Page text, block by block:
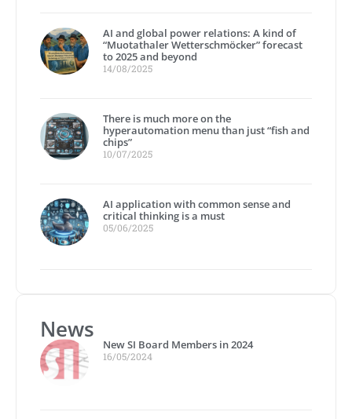
AI and global power relations: A kind of
“Muotathaler Wetterschmöcker” forecast
to 2025 and beyond
14/08/2025
There is much more on the
hyperautomation menu than just “fish and
chips”
10/07/2025
AI application with common sense and
critical thinking is a must
05/06/2025
News
New SI Board Members in 2024
16/05/2024